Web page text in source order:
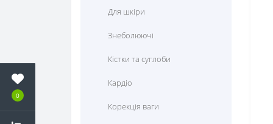
0
Для шкіри
Знеболюючі
Кістки та суглоби
Кардіо
Корекція ваги